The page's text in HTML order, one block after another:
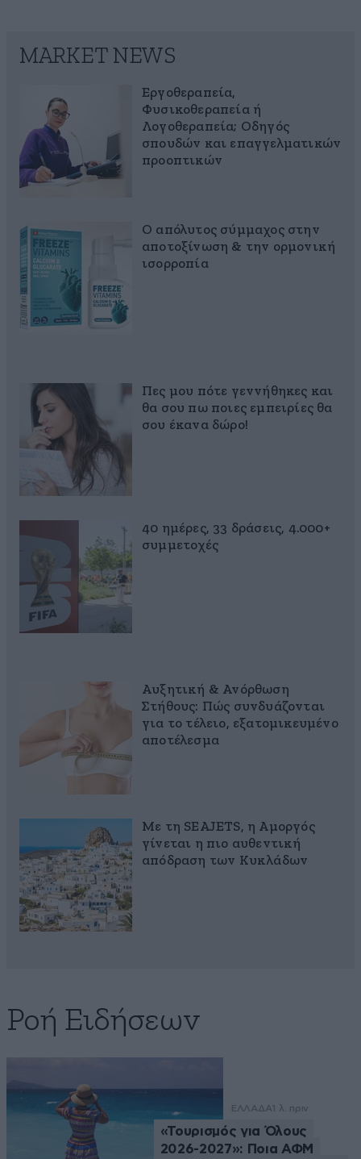
MARKET NEWS
Εργοθεραπεία,
Φυσικοθεραπεία ή
Λογοθεραπεία; Οδηγός
σπουδών και επαγγελματικών
προοπτικών
Ο απόλυτος σύμμαχος στην
αποτοξίνωση & την ορμονική
ισορροπία
Πες μου πότε γεννήθηκες και
θα σου πω ποιες εμπειρίες θα
σου έκανα δώρο!
40 ημέρες, 33 δράσεις, 4.000+
συμμετοχές
Αυξητική & Ανόρθωση
Στήθους: Πώς συνδυάζονται
για το τέλειο, εξατομικευμένο
αποτέλεσμα
Με τη SEAJETS, η Αμοργός
γίνεται η πιο αυθεντική
απόδραση των Κυκλάδων
Ροή Ειδήσεων
ΕΛΛΑΔΑ 1 λ. πριν
«Τουρισμός για Όλους
2026-2027»: Ποια ΑΦΜ